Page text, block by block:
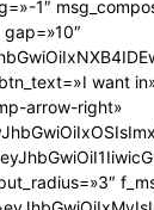
1″
want
arrow-right»